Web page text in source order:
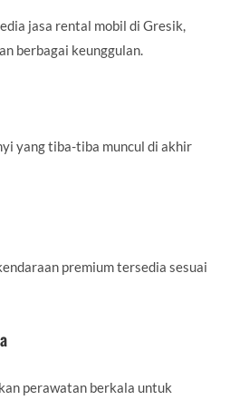
jasa rental mobil di Gresik,
berbagai keunggulan.
yang tiba-tiba muncul di akhir
premium tersedia sesuai
perawatan berkala untuk